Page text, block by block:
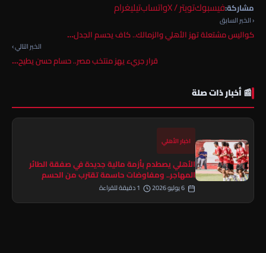
مشاركة:فيسبوكتويتر / X واتسابتيليغرام
‹ الخبر السابق
كواليس مشتعلة تهز الأهلي والزمالك.. كاف يحسم الجدل…
الخبر التالي ›
قرار جريء يهز منتخب مصر.. حسام حسن يطيح…
📰 أخبار ذات صلة
اخبار الأهلي
الأهلي يصطدم بأزمة مالية جديدة في صفقة الطائر
المهاجر.. ومفاوضات حاسمة تقترب من الحسم